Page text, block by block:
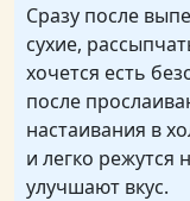
Сразу после
сухие,
хочется есть
после
настаивания в
и легко
улучшают вкус.